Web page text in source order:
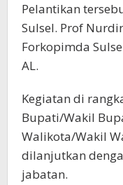
Pelantikan
Sulsel. Prof
Forkopimda
AL.
Kegiatan di
Bupati/Wakil
Walikota/Wakil
dilanjutkan
jabatan.